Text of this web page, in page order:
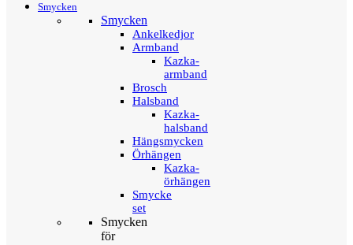
Smycken
Smycken
Ankelkedjor
Armband
Kazka-
armband
Brosch
Halsband
Kazka-
halsband
Hängsmycken
Örhängen
Kazka-
örhängen
Smycke
set
Smycken
för